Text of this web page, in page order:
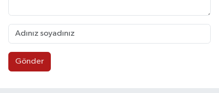
Gönder